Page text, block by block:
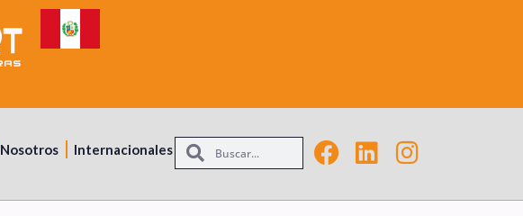
Nosotros Internacionales